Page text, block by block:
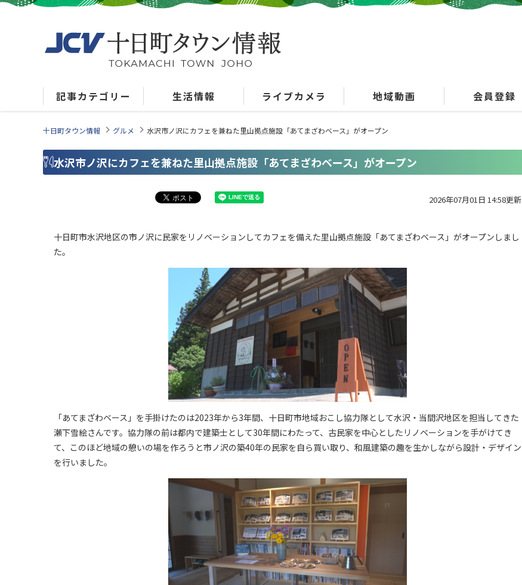
記事カテゴリー 生活情報 ライブカメラ 地域動画 会員登録
十日町タウン情報 グルメ 水沢市ノ沢にカフェを兼ねた里山拠点施設「あてまざわベース」がオープン
水沢市ノ沢にカフェを兼ねた里山拠点施設「あてまざわベース」がオープン
2026年07月01日 14:58更新
十日町市水沢地区の市ノ沢に民家をリノベーションしてカフェを備えた里山拠点施設「あてまざわベース」がオープンしまし
た。
「あてまざわベース」を手掛けたのは2023年から3年間、十日町市地域おこし協力隊として水沢・当間沢地区を担当してきた
瀬下雪絵さんです。協力隊の前は都内で建築士として30年間にわたって、古民家を中心としたリノベーションを手がけてき
て、このほど地域の憩いの場を作ろうと市ノ沢の築40年の民家を自ら買い取り、和風建築の趣を生かしながら設計・デザイン
を行いました。